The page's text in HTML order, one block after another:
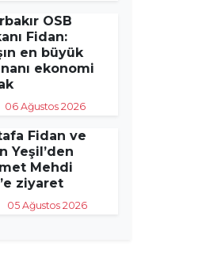
OSB
Fidan:
en büyük
ekonomi
06 Ağustos 2026
Fidan ve
Yeşil’den
Mehdi
ziyaret
05 Ağustos 2026